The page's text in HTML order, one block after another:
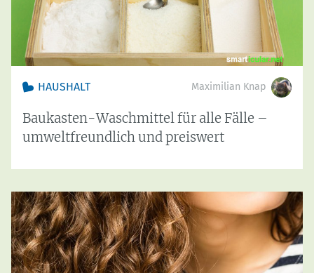
HAUSHALT Maximilian Knap
Baukasten-Waschmittel für alle Fälle –
umweltfreundlich und preiswert